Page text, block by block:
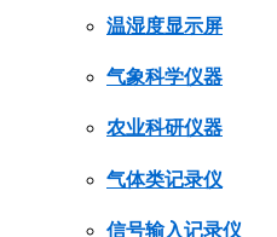
温湿度显示屏
气象科学仪器
农业科研仪器
气体类记录仪
信号输入记录仪